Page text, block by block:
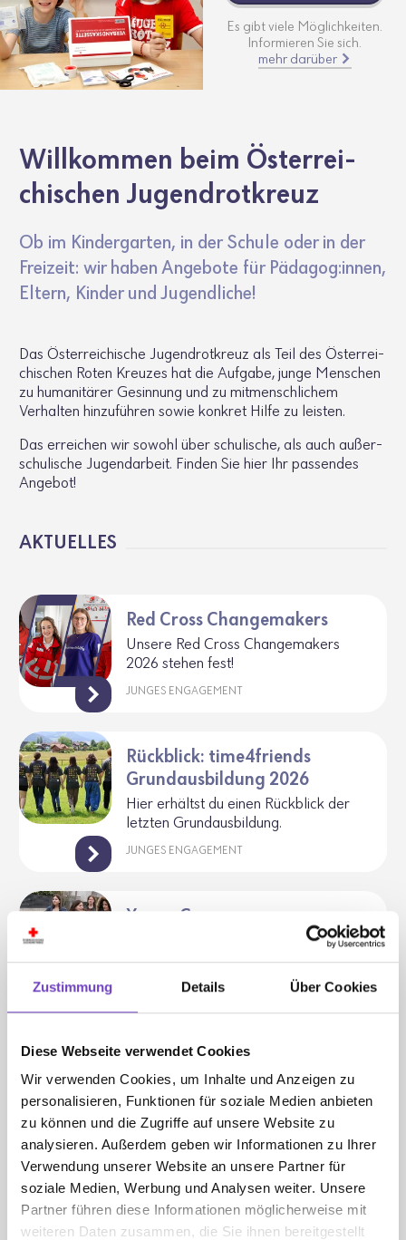
Zustimmung Details Über Cookies
Diese Webseite verwendet Cookies
Wir verwenden Cookies, um Inhalte und Anzeigen zu
personalisieren, Funktionen für soziale Medien anbieten
zu können und die Zugriffe auf unsere Website zu
analysieren. Außerdem geben wir Informationen zu Ihrer
Verwendung unserer Website an unsere Partner für
soziale Medien, Werbung und Analysen weiter. Unsere
Partner führen diese Informationen möglicherweise mit
weiteren Daten zusammen, die Sie ihnen bereitgestellt
Es gibt viele Möglichkeiten.
Informieren Sie sich.
mehr darüber
Will­kommen beim Öster­rei­
chi­schen Jugend­rot­kreuz
Ob im Kinder­garten, in der Schule oder in der
Frei­zeit: wir haben Ange­bote für Pädagog:innen,
Eltern, Kinder und Jugend­liche!
Das Öster­rei­chi­sche Jugend­rot­kreuz als Teil des Öster­rei­
chi­schen Roten Kreuzes hat die Aufgabe, junge Menschen
zu huma­ni­tärer Gesin­nung und zu mitmensch­li­chem
Verhalten hinzu­führen sowie konkret Hilfe zu leisten.
Das errei­chen wir sowohl über schu­li­sche, als auch außer­
schu­li­sche Jugend­ar­beit. Finden Sie hier Ihr passendes
Angebot!
AKTU­ELLES
Red Cross Changemakers
Unsere Red Cross Chan­ge­ma­kers
2026 stehen fest!
JUNGES ENGAGEMENT
Rückblick: time4friends
Grundausbildung 2026
Hier erhältst du einen Rück­blick der
letzten Grund­aus­bil­dung.
JUNGES ENGAGEMENT
Young Carers
Young Carers sind Kinder und Jugend­
liche unter 18 Jahre, die regel­mäßig
Verant­wor­tung für die Pflege oder
über­nehmen.
JUNGE PFLEGE
Bestellung Schülerzeitschriften
2026/27
Hier kommst du zur Bestel­lung der
Schul­jahr 2026/27.